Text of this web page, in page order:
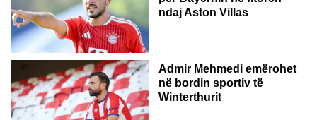
ndaj Aston Villas
ZVICËR
Admir Mehmedi emërohet
në bordin sportiv të
Winterthurit